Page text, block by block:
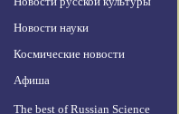
Новости науки
Космические новости
Афиша
The best of Russian Science